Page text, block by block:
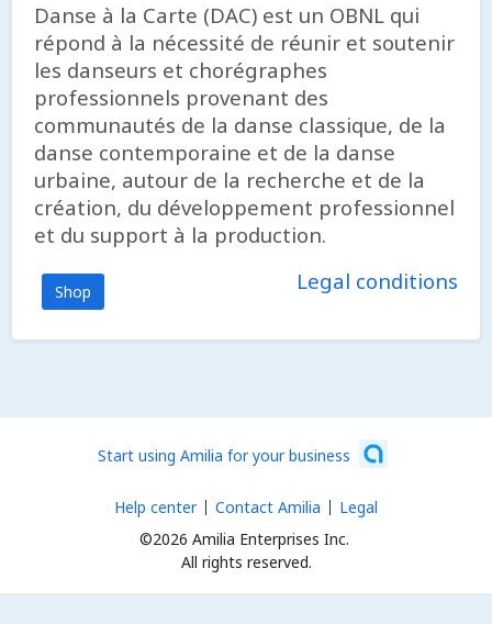
Danse à la Carte (DAC) est un OBNL qui
répond à la nécessité de réunir et soutenir
les danseurs et chorégraphes
professionnels provenant des
communautés de la danse classique, de la
danse contemporaine et de la danse
urbaine, autour de la recherche et de la
création, du développement professionnel
et du support à la production.
Shop Legal conditions
Start using Amilia for your business
©2026 Amilia Enterprises Inc.
All rights reserved.
Help center Contact Amilia Legal